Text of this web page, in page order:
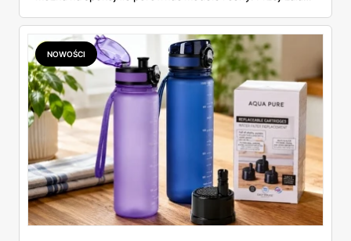
znalazłam, z cenami i terminami.
NOWOŚCI